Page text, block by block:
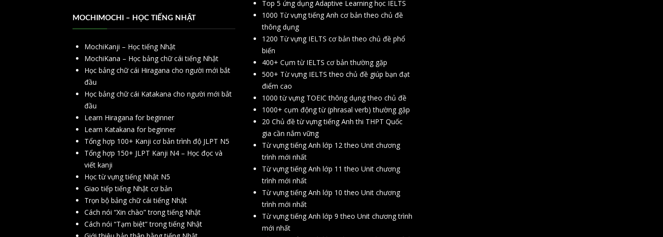
MOCHIMOCHI – HỌC TIẾNG NHẬT
MochiKanji – Học tiếng Nhật
MochiKana – Học bảng chữ cái tiếng Nhật
Học bảng chữ cái Hiragana cho người mới bắt
đầu
Học bảng chữ cái Katakana cho người mới bắt
đầu
Learn Hiragana for beginner
Learn Katakana for beginner
Tổng hợp 100+ Kanji cơ bản trình độ JLPT N5
Tổng hợp 150+ JLPT Kanji N4 – Học đọc và
viết kanji
Học từ vựng tiếng Nhật N5
Giao tiếp tiếng Nhật cơ bản
Trọn bộ bảng chữ cái tiếng Nhật
Cách nói “Xin chào” trong tiếng Nhật
Cách nói “Tạm biệt” trong tiếng Nhật
Top 5 ứng dụng Adaptive Learning học IELTS
1000 Từ vựng tiếng Anh cơ bản theo chủ đề
thông dụng
1200 Từ vựng IELTS cơ bản theo chủ đề phổ
biến
400+ Cụm từ IELTS cơ bản thường gặp
500+ Từ vựng IELTS theo chủ đề giúp bạn đạt
điểm cao
1000 từ vựng TOEIC thông dụng theo chủ đề
1000+ cụm động từ (phrasal verb) thường gặp
20 Chủ đề từ vựng tiếng Anh thi THPT Quốc
gia cần nắm vững
Từ vựng tiếng Anh lớp 12 theo Unit chương
trình mới nhất
Từ vựng tiếng Anh lớp 11 theo Unit chương
trình mới nhất
Từ vựng tiếng Anh lớp 10 theo Unit chương
trình mới nhất
Từ vựng tiếng Anh lớp 9 theo Unit chương trình
mới nhất